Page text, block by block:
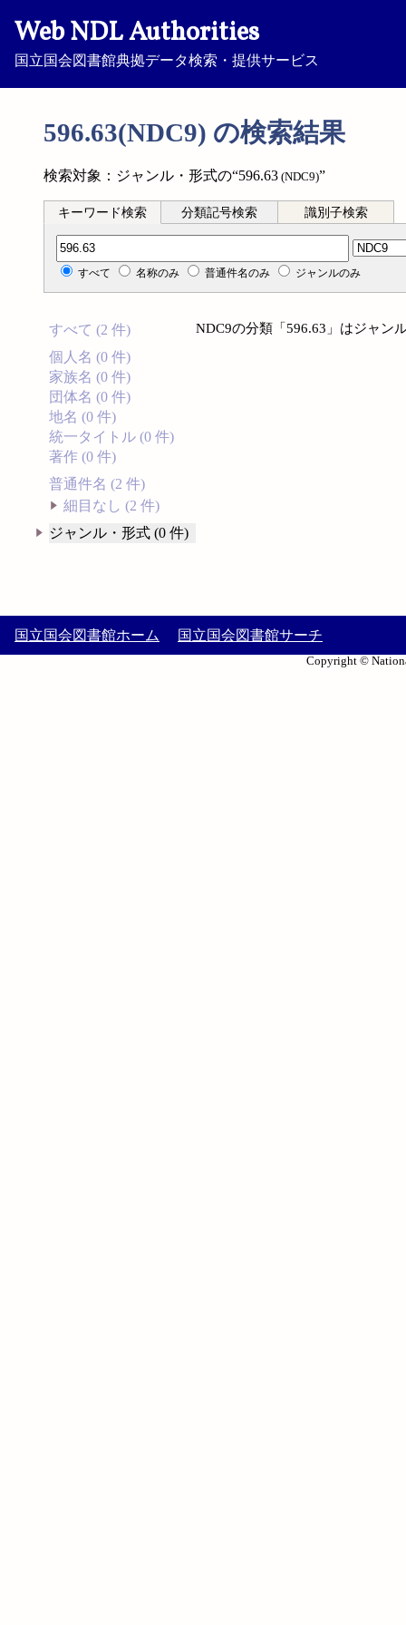
Web NDL Authorities
国立国会図書館典拠データ検索・提供サービス
596.63(NDC9) の検索結果
検索対象：ジャンル・形式の“596.63 (NDC9)”
キーワード検索 分類記号検索 識別子検索
分類記号検索
すべて 名称のみ 普通件名のみ ジャンルのみ
すべて (2 件)
個人名 (0 件)
家族名 (0 件)
団体名 (0 件)
地名 (0 件)
統一タイトル (0 件)
著作 (0 件)
普通件名 (2 件)
細目なし (2 件)
ジャンル・形式 (0 件)
NDC9の分類「596.63」はジャン
国立国会図書館ホーム 国立国会図書館サーチ
Copyright ©